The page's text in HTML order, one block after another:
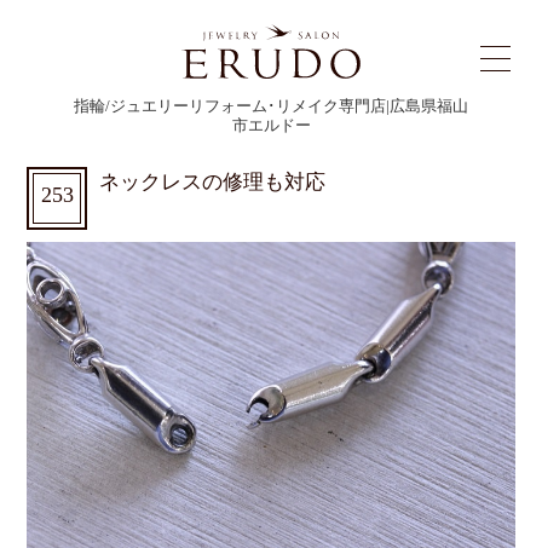
指輪/ジュエリーリフォーム･リメイク専門店|広島県福山
市エルドー
253
ネックレスの修理も対応